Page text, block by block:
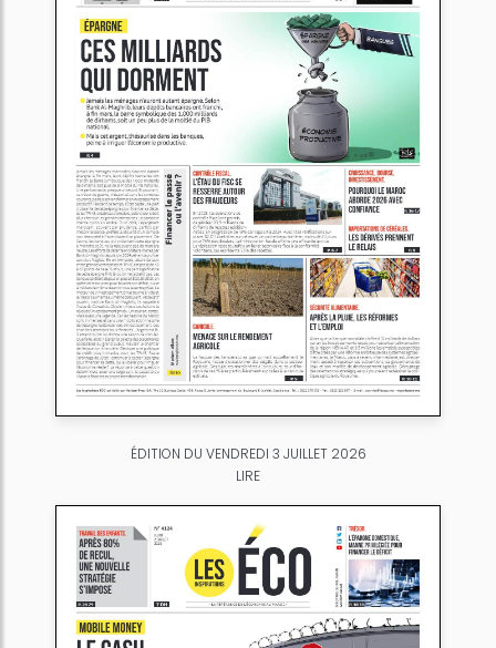
ÉDITION DU VENDREDI 3 JUILLET 2026
LIRE